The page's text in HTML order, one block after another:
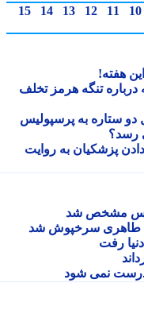
11
12
13
14
15
تنگه هرمز تخلف
به پرسپولیس
پزشکیان به روایت
مشخص شد
سرخپوش شد
رفت
نمی شود